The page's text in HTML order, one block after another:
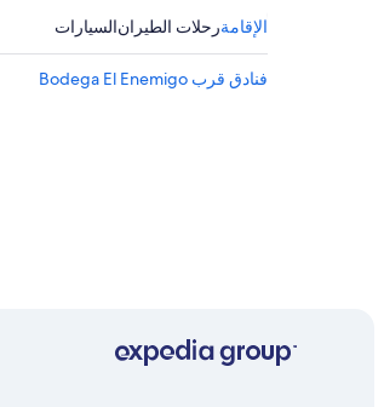
الإقامةرحلات الطيرانالسيارات
فنادق قرب Bodega El Enemigo